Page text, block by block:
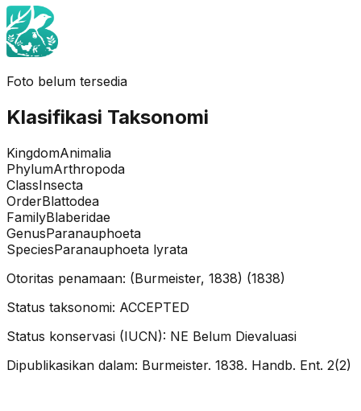
Foto belum tersedia
Klasifikasi Taksonomi
KingdomAnimalia
PhylumArthropoda
ClassInsecta
OrderBlattodea
FamilyBlaberidae
GenusParanauphoeta
SpeciesParanauphoeta lyrata
Otoritas penamaan: (Burmeister, 1838) (1838)
Status taksonomi: ACCEPTED
Status konservasi (IUCN): NE Belum Dievaluasi
Dipublikasikan dalam: Burmeister. 1838. Handb. Ent. 2(2)